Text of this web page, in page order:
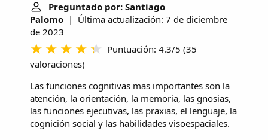
Preguntado por: Santiago
Palomo | Última actualización: 7 de diciembre
de 2023
Puntuación: 4.3/5 (35
valoraciones)
Las funciones cognitivas mas importantes son la
atención, la orientación, la memoria, las gnosias,
las funciones ejecutivas, las praxias, el lenguaje, la
cognición social y las habilidades visoespaciales.